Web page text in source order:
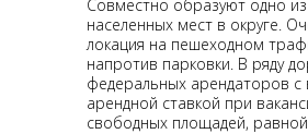
Совместно образуют одно
населенных мест в округе.
локация на пешеходном
напротив парковки. В ряду
федеральных арендаторов c
арендной ставкой при
свободных площадей,